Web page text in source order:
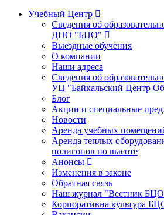
Учебный Центр
Сведения об
ДПО "БЦО"
Выездные обучения
О компании
Наши адреса
Сведения об
УЦ "Байкальский Центр
Блог
Акции и специальные
Новости
Аренда учебных
Аренда теплых
полигонов по высоте
Анонсы
Изменения в законе
Обратная связь
Наш журнал "Вестник
Корпоративна культура